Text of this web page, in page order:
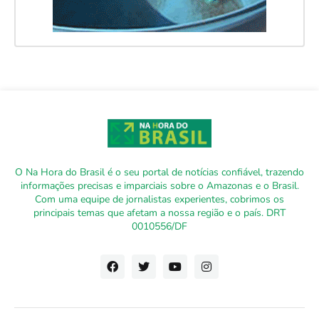
O Na Hora do Brasil é o seu portal de notícias confiável, trazendo
informações precisas e imparciais sobre o Amazonas e o Brasil.
Com uma equipe de jornalistas experientes, cobrimos os
principais temas que afetam a nossa região e o país. DRT
0010556/DF